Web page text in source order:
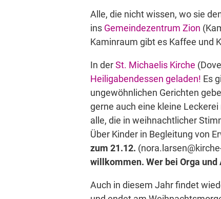
Alle, die nicht wissen, wo sie
ins Gemeindezentrum Zion
Kaminraum gibt es Kaffee und
In derSt. Michaelis Kirche
Heiligabendessen geladen! Es
ungewöhnlichen Gerichten
gerne auch eine kleine
alle, die in weihnachtlicher
Über Kinder in Begleitung von
zum 21.12.
willkommen. Wer bei Orga
Auch in diesem Jahr findet